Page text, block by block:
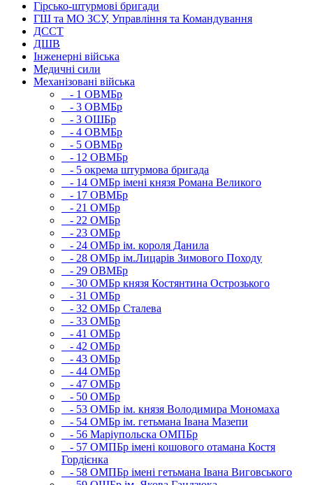
Гірсько-штурмові бригади
ГШ та МО ЗСУ, Управління та Командування
ДССТ
ДШВ
Інженерні війська
Медичні сили
Механізовані війська
- 1 ОВМБр
- 3 ОВМБр
- 3 ОШБр
- 4 ОВМБр
- 5 ОВМБр
- 12 ОВМБр
- 5 окрема штурмова бригада
- 14 ОМБр імені князя Романа Великого
- 17 ОВМБр
- 21 ОМБр
- 22 ОМБр
- 23 ОМБр
- 24 ОМБр ім. короля Данила
- 28 ОМБр ім.Лицарів Зимового Походу
- 29 ОВМБр
- 30 ОМБр князя Костянтина Острозького
- 31 ОМБр
- 32 ОМБр Сталева
- 33 ОМБр
- 41 ОМБр
- 42 ОМБр
- 43 ОМБр
- 44 ОМБр
- 47 ОМБр
- 50 ОМБр
- 53 ОМБр ім. князя Володимира Мономаха
- 54 ОМБр ім. гетьмана Івана Мазепи
- 56 Маріупольска ОМПБр
- 57 ОМПБр імені кошового отамана Костя
Гордієнка
- 58 ОМПБр імені гетьмана Івана Виговського